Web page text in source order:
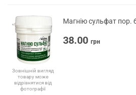
Зовнішній вигляд
товару може
відрізнятися від
фотографії
Магнію сульфат пор.
38.00 грн